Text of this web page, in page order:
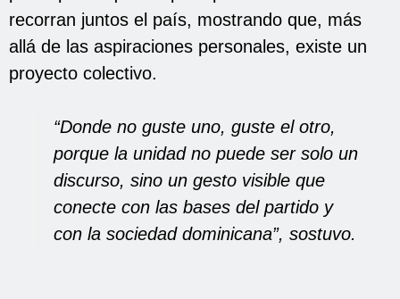
recorran juntos el país, mostrando que, más
allá de las aspiraciones personales, existe un
proyecto colectivo.
“Donde no guste uno, guste el otro,
porque la unidad no puede ser solo un
discurso, sino un gesto visible que
conecte con las bases del partido y
con la sociedad dominicana”, sostuvo.